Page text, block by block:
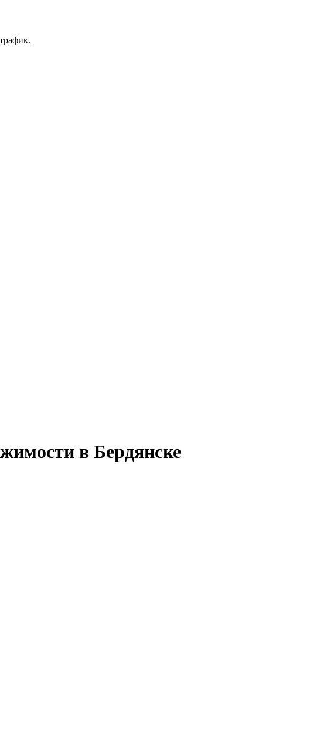
в Бердянске